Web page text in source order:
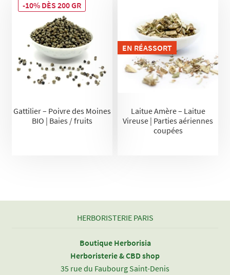
Gattilier – Poivre des Moines
BIO | Baies / fruits
-10% DÈS 200 GR
EN RÉASSORT
Laitue Amère – Laitue
Vireuse | Parties aériennes
coupées
HERBORISTERIE PARIS
Boutique Herborisia
Herboristerie & CBD shop
35 rue du Faubourg Saint-Denis